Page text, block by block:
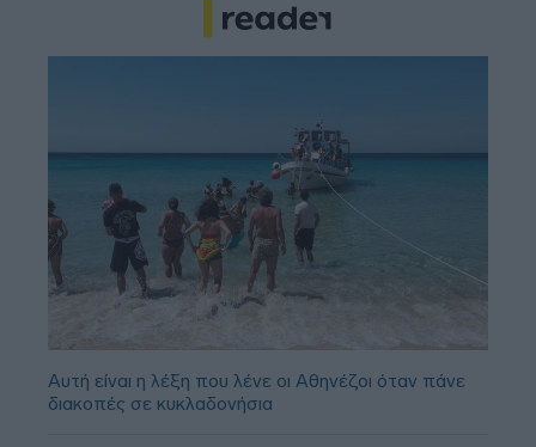
Αυτή είναι η λέξη που λένε οι Αθηνέζοι όταν πάνε
διακοπές σε κυκλαδονήσια